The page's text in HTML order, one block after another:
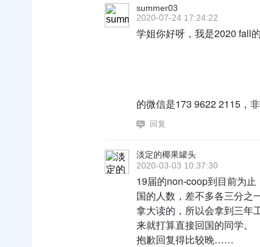
summer03
2020-07-24 17:24:22
学姐你好呀，我是2020 fall
的微信是173 9622 2115，
回复
淡定的椰果罐头
2020-03-03 10:37:30
19届的non-coop到目前为
国的人数，差不多各三分之
拿大读的，所以会拿到三年
来就打算直接回国的同学。
抱歉回复得比较晚……